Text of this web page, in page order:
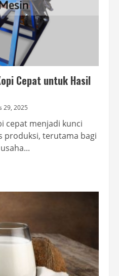
Cepat untuk Hasil
29, 2025
cepat menjadi kunci
produksi, terutama bagi